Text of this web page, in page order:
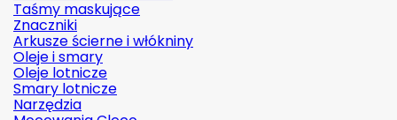
Taśmy maskujące
Znaczniki
Arkusze ścierne i włókniny
Oleje i smary
Oleje lotnicze
Smary lotnicze
Narzędzia